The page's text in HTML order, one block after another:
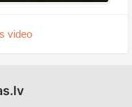
video